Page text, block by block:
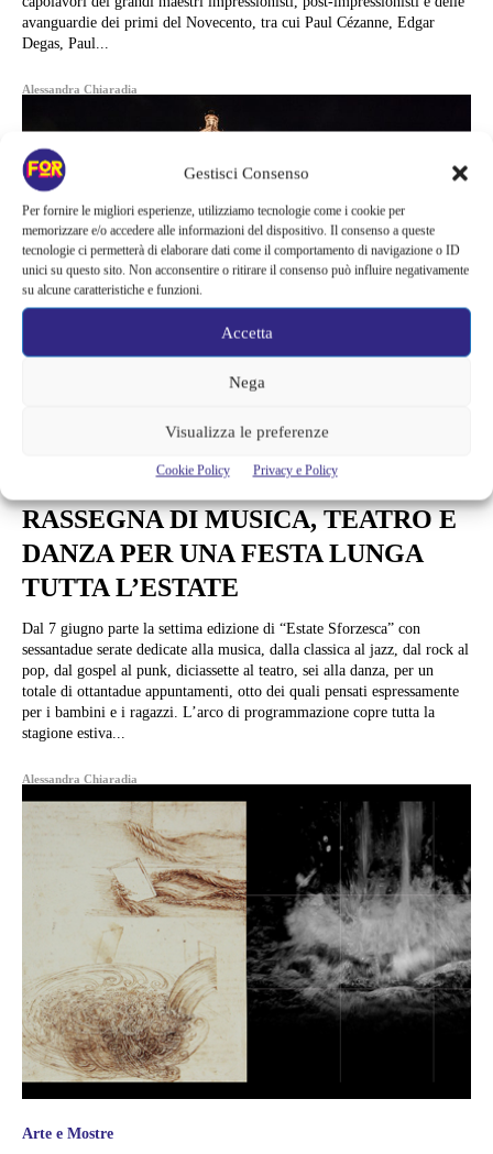
Gestisci Consenso
Per fornire le migliori esperienze, utilizziamo tecnologie come i cookie per
memorizzare e/o accedere alle informazioni del dispositivo. Il consenso a queste
tecnologie ci permetterà di elaborare dati come il comportamento di navigazione o ID
unici su questo sito. Non acconsentire o ritirare il consenso può influire negativamente
su alcune caratteristiche e funzioni.
Accetta
Nega
Visualizza le preferenze
Cookie Policy Privacy e Policy
avanguardie dei primi del Novecento, tra cui Paul Cézanne, Edgar
Degas, Paul...
Alessandra Chiaradia
ESTATE SFORZESCA: RIPARTE LA
RASSEGNA DI MUSICA, TEATRO E
DANZA PER UNA FESTA LUNGA
TUTTA L’ESTATE
Dal 7 giugno parte la settima edizione di “Estate Sforzesca” con
sessantadue serate dedicate alla musica, dalla classica al jazz, dal rock al
pop, dal gospel al punk, diciassette al teatro, sei alla danza, per un
totale di ottantadue appuntamenti, otto dei quali pensati espressamente
per i bambini e i ragazzi. L’arco di programmazione copre tutta la
stagione estiva...
Alessandra Chiaradia
Arte e Mostre